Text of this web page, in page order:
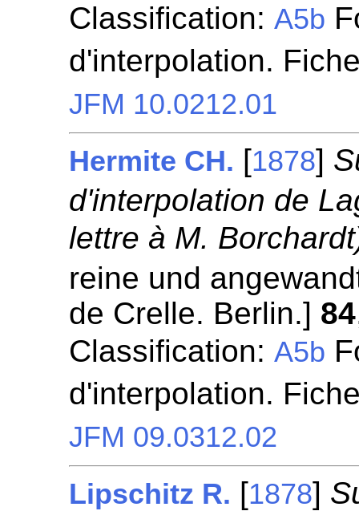
Classification:A5b
d'interpolation.
JFM 10.0212.01
Hermite CH. [1878]
d'interpolation de
lettre à M.
reine und
de Crelle. Berlin.] 84
Classification:A5b
d'interpolation.
JFM 09.0312.02
Lipschitz R. [1878]